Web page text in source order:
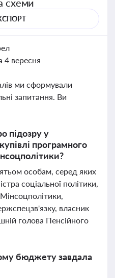
схеми
4 вересня
ми сформували
запитання. Ви
підозру у
програмного
особам, серед яких
соціальної політики,
власник
голова Пенсійного
бюджету завдала